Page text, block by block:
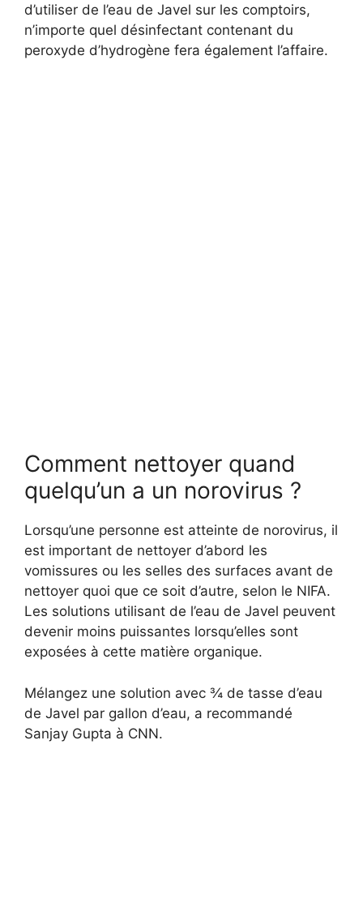
d’utiliser de l’eau de Javel sur les comptoirs,
n’importe quel désinfectant contenant du
peroxyde d’hydrogène fera également l’affaire.
Comment nettoyer quand
quelqu’un a un norovirus ?
Lorsqu’une personne est atteinte de norovirus, il
est important de nettoyer d’abord les
vomissures ou les selles des surfaces avant de
nettoyer quoi que ce soit d’autre, selon le NIFA.
Les solutions utilisant de l’eau de Javel peuvent
devenir moins puissantes lorsqu’elles sont
exposées à cette matière organique.
Mélangez une solution avec ¾ de tasse d’eau
de Javel par gallon d’eau, a recommandé
Sanjay Gupta à CNN.